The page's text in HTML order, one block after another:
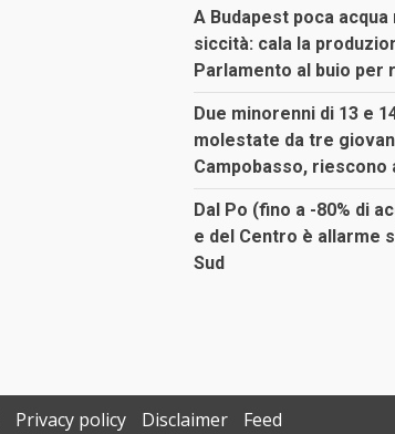
A Budapest poca acqua
siccità: cala la
Parlamento al buio per
Due minorenni di 13 e
molestate da tre
Campobasso, riescono
Dal Po (fino a -80% di
e del Centro è allarme
Sud
Privacy policy Disclaimer Feed